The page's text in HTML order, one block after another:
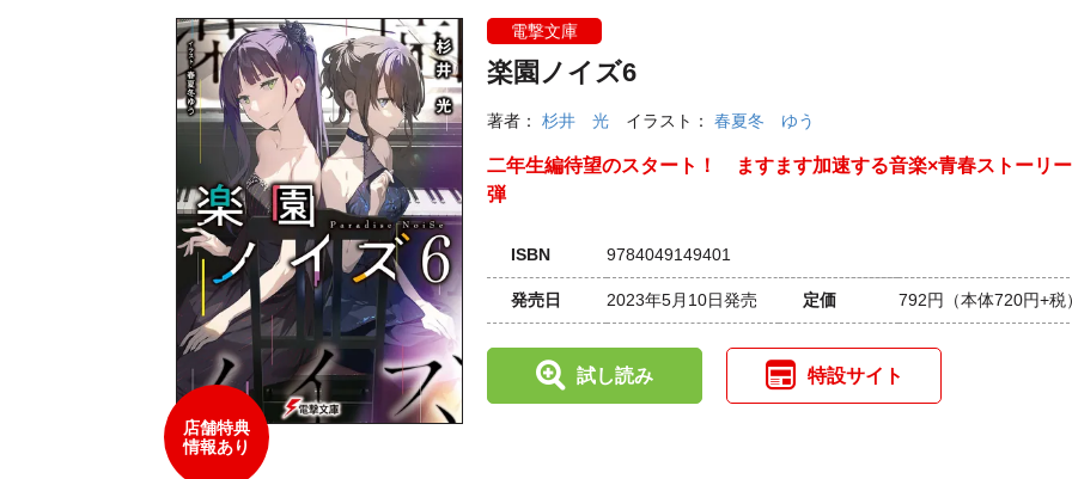
店舗特典
情報あり
電撃文庫
楽園ノイズ6
著者： 杉井 光 イラスト： 春夏冬 ゆう
二年生編待望のスタート！ ますます加速する音楽×青春ストーリ
弾
ISBN 9784049149401
発売日 2023年5月10日発売 定価 792円 （本体720円+税
試し読み 特設サイト